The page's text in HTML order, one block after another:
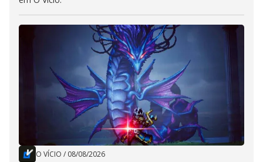
O VÍCIO / 08/08/2026